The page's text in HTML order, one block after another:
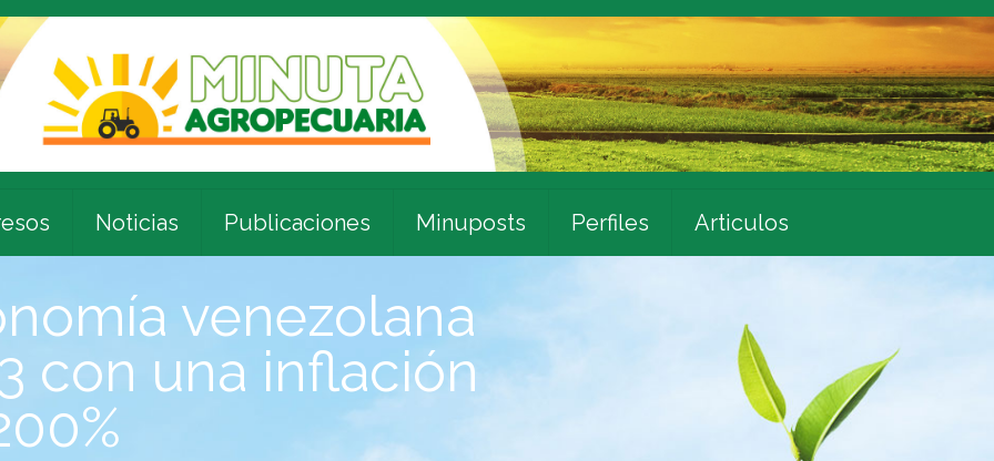
Noticias Publicaciones Minuposts Perfiles Articulos
venezolana
con una inflación